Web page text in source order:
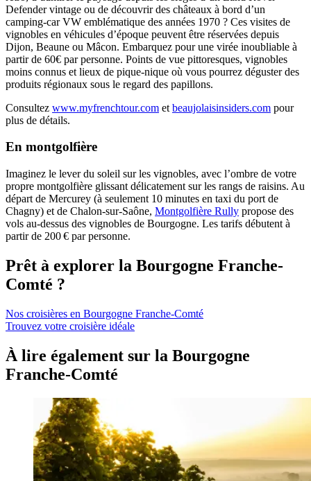
Defender vintage ou de découvrir des châteaux à bord d’un
camping-car VW emblématique des années 1970 ? Ces visites de
vignobles en véhicules d’époque peuvent être réservées depuis
Dijon, Beaune ou Mâcon. Embarquez pour une virée inoubliable à
partir de 60€ par personne. Points de vue pittoresques, vignobles
moins connus et lieux de pique-nique où vous pourrez déguster des
produits régionaux sous le regard des papillons.
Consultez www.myfrenchtour.com et beaujolaisinsiders.com pour
plus de détails.
En montgolfière
Imaginez le lever du soleil sur les vignobles, avec l’ombre de votre
propre montgolfière glissant délicatement sur les rangs de raisins. Au
départ de Mercurey (à seulement 10 minutes en taxi du port de
Chagny) et de Chalon-sur-Saône, Montgolfière Rully propose des
vols au-dessus des vignobles de Bourgogne. Les tarifs débutent à
partir de 200 € par personne.
Prêt à explorer la Bourgogne Franche-
Comté ?
Nos croisières en Bourgogne Franche-Comté
Trouvez votre croisière idéale
À lire également sur la Bourgogne
Franche-Comté